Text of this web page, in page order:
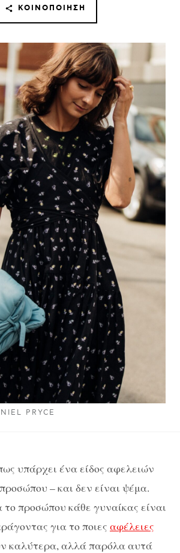
PRYCE
ΚΟΙΝΟΠΟΊΗΣΗ
υπάρχει ένα είδος αφελειών
– και δεν είναι ψέμα.
προσώπου κάθε γυναίκας είναι
για το ποιες αφέλειες
καλύτερα, αλλά παρόλα αυτά